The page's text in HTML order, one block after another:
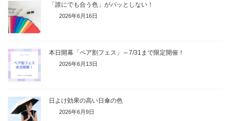
「誰にでも合う色」がパッとしない！
2026年6月16日
本日開幕「ペア割フェス」～7/31まで限定開催！
2026年6月13日
日よけ効果の高い日傘の色
2026年6月9日